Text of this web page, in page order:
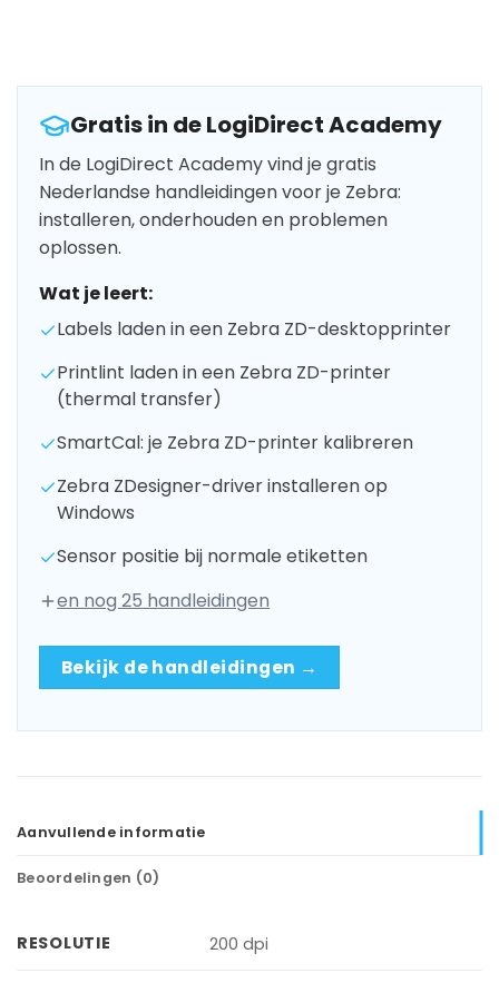
Gratis in de LogiDirect Academy
In de LogiDirect Academy vind je gratis
Nederlandse handleidingen voor je Zebra:
installeren, onderhouden en problemen
oplossen.
Wat je leert:
Labels laden in een Zebra ZD-desktopprinter
Printlint laden in een Zebra ZD-printer
(thermal transfer)
SmartCal: je Zebra ZD-printer kalibreren
Zebra ZDesigner-driver installeren op
Windows
Sensor positie bij normale etiketten
en nog 25 handleidingen
Bekijk de handleidingen →
Aanvullende informatie
Beoordelingen (0)
RESOLUTIE 200 dpi